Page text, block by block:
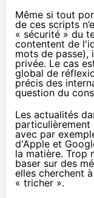
Même si tout
de ces scripts
« sécurité » du
contentent de
mots de passe),
privée. Le cas
global de
précis des
question du
Les actualités
particulièrement
avec par
d'Apple et
la matière. Trop
baser sur des
elles cherchent
« tricher ».